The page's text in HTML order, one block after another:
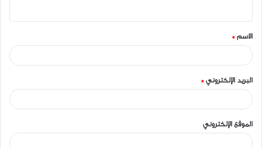
ق
*الاسم *
البريد الإلكتروني *
الموقع الإلكتروني